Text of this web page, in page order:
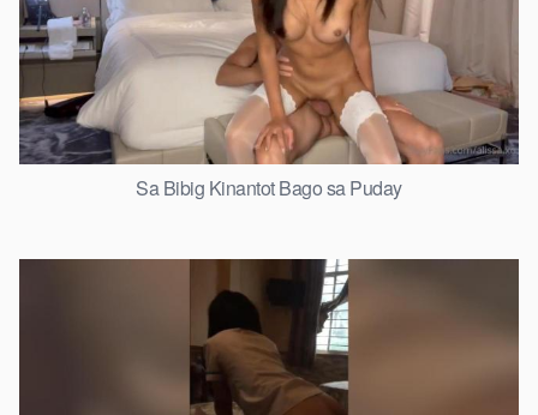
Sa Bibig Kinantot Bago sa Puday